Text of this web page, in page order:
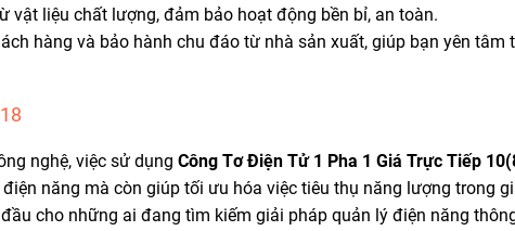
vật liệu chất lượng, đảm bảo hoạt động bền bỉ, an toàn.
hàng và bảo hành chu đáo từ nhà sản xuất, giúp bạn yên tâm
nghệ, việc sử dụng Công Tơ Điện Tử 1 Pha 1 Giá Trực Tiếp
năng mà còn giúp tối ưu hóa việc tiêu thụ năng lượng trong
cho những ai đang tìm kiếm giải pháp quản lý điện năng